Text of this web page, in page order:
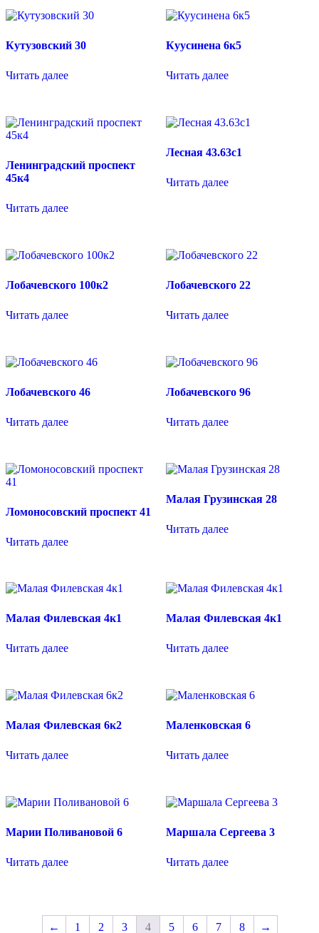
Кутузовский 30
Читать далее
Куусинена 6к5
Читать далее
Ленинградский проспект
45к4
Читать далее
Лесная 43.63с1
Читать далее
Лобачевского 100к2
Читать далее
Лобачевского 22
Читать далее
Лобачевского 46
Читать далее
Лобачевского 96
Читать далее
Ломоносовский проспект 41
Читать далее
Малая Грузинская 28
Читать далее
Малая Филевская 4к1
Читать далее
Малая Филевская 4к1
Читать далее
Малая Филевская 6к2
Читать далее
Маленковская 6
Читать далее
Марии Поливановой 6
Читать далее
Маршала Сергеева 3
Читать далее
← 1 2 3 4 5 6 7 8 →